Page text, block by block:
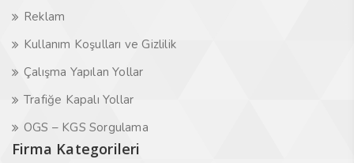
Reklam
Kullanım Koşulları ve Gizlilik
Çalışma Yapılan Yollar
Trafiğe Kapalı Yollar
OGS – KGS Sorgulama
Firma Kategorileri